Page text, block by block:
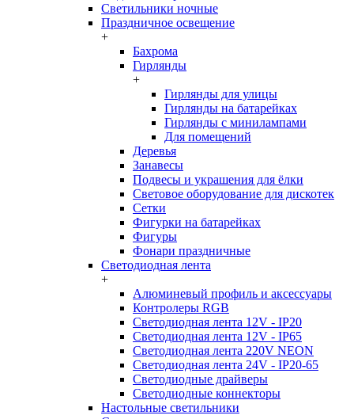
Светильники ночные
Праздничное освещение
+
Бахрома
Гирлянды
+
Гирлянды для улицы
Гирлянды на батарейках
Гирлянды с минилампами
Для помещений
Деревья
Занавесы
Подвесы и украшения для ёлки
Световое оборудование для дискотек
Сетки
Фигурки на батарейках
Фигуры
Фонари праздничные
Светодиодная лента
+
Алюминевый профиль и аксессуары
Контролеры RGB
Светодиодная лента 12V - IP20
Светодиодная лента 12V - IP65
Светодиодная лента 220V NEON
Светодиодная лента 24V - IP20-65
Светодиодные драйверы
Светодиодные коннекторы
Настольные светильники